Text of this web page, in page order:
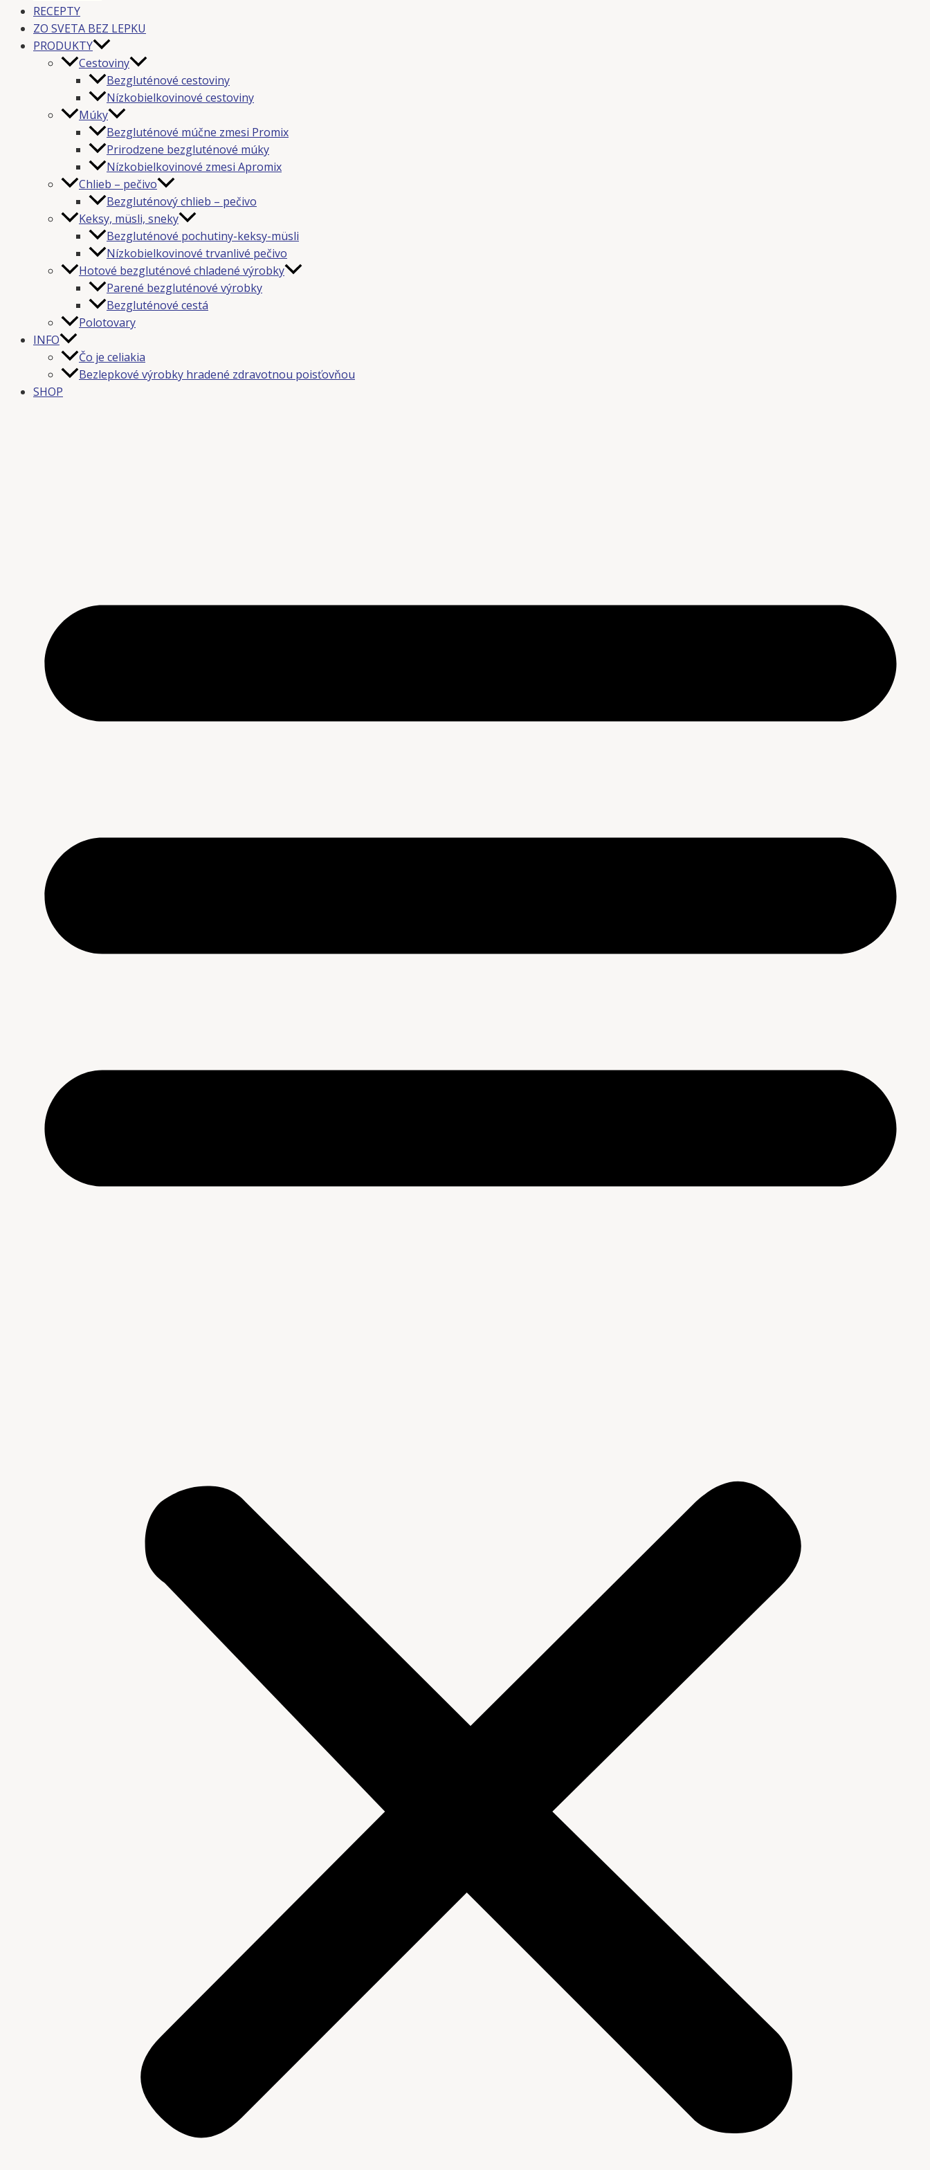
RECEPTY
ZO SVETA BEZ LEPKU
PRODUKTY
Cestoviny
Bezgluténové cestoviny
Nízkobielkovinové cestoviny
Múky
Bezgluténové múčne zmesi Promix
Prirodzene bezgluténové múky
Nízkobielkovinové zmesi Apromix
Chlieb – pečivo
Bezgluténový chlieb – pečivo
Keksy, müsli, sneky
Bezgluténové pochutiny-keksy-müsli
Nízkobielkovinové trvanlivé pečivo
Hotové bezgluténové chladené výrobky
Parené bezgluténové výrobky
Bezgluténové cestá
Polotovary
INFO
Čo je celiakia
Bezlepkové výrobky hradené zdravotnou poisťovňou
SHOP